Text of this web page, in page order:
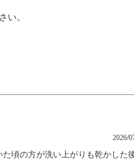
い。
2026/
頃の方が洗い上がりも乾かした